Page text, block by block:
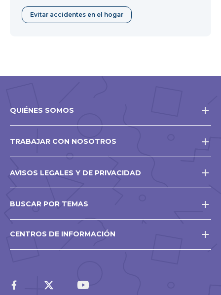
Evitar accidentes en el hogar
QUIÉNES SOMOS
TRABAJAR CON NOSOTROS
AVISOS LEGALES Y DE PRIVACIDAD
BUSCAR POR TEMAS
CENTROS DE INFORMACIÓN